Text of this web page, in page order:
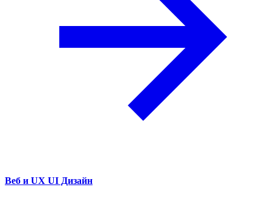
Веб и UX UI Дизайн